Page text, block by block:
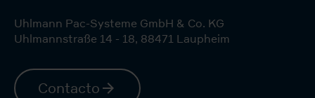
Uhlmann Pac-Systeme GmbH & Co. KG
Uhlmannstraße 14 - 18, 88471 Laupheim
Contacto